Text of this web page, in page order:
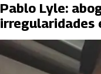
Pablo Lyle:
irregularidades